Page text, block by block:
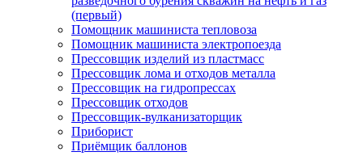
(первый)
Помощник машиниста тепловоза
Помощник машиниста электропоезда
Прессовщик изделий из пластмасс
Прессовщик лома и отходов металла
Прессовщик на гидропрессах
Прессовщик отходов
Прессовщик-вулканизаторщик
Приборист
Приёмщик баллонов